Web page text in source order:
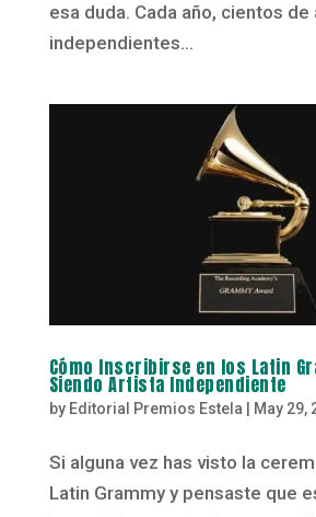
esa duda. Cada año, cientos
independientes...
Cómo Inscribirse en los Latin
Siendo Artista Independiente
by Editorial Premios Estela | May 29,
Si alguna vez has visto la
Latin Grammy y pensaste que